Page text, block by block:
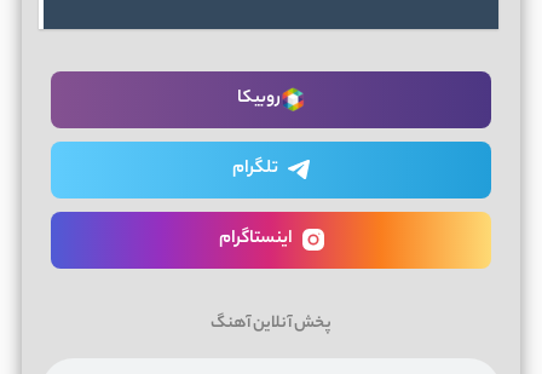
روبیکا
تلگرام
اینستاگرام
پخش آنلاین آهنگ